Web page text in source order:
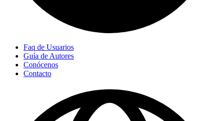
Faq de Usuarios
Guía de Autores
Conócenos
Contacto